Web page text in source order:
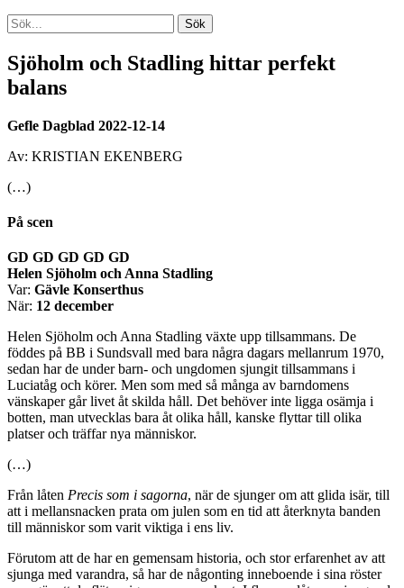
Search
Sök
efter:
[label]
Sjöholm och Stadling hittar perfekt
balans
Gefle Dagblad 2022-12-14
Av: KRISTIAN EKENBERG
(…)
På scen
GD GD GD GD GD
Helen Sjöholm och Anna Stadling
Var: Gävle Konserthus
När: 12 december
Helen Sjöholm och Anna Stadling växte upp tillsammans. De
föddes på BB i Sundsvall med bara några dagars mellanrum 1970,
sedan har de under barn- och ungdomen sjungit tillsammans i
Luciatåg och körer. Men som med så många av barndomens
vänskaper går livet åt skilda håll. Det behöver inte ligga osämja i
botten, man utvecklas bara åt olika håll, kanske flyttar till olika
platser och träffar nya människor.
(…)
Från låten Precis som i sagorna, när de sjunger om att glida isär, till
att i mellansnacken prata om julen som en tid att återknyta banden
till människor som varit viktiga i ens liv.
Förutom att de har en gemensam historia, och stor erfarenhet av att
sjunga med varandra, så har de någonting inneboende i sina röster